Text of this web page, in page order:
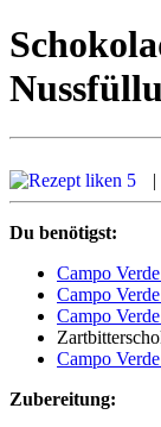
5 |
Du benötigst:
Campo
Campo
Campo
Campo
Zubereitung: